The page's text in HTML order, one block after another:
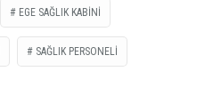
EGE SAĞLIK KABINI
SAĞLIK PERSONELI